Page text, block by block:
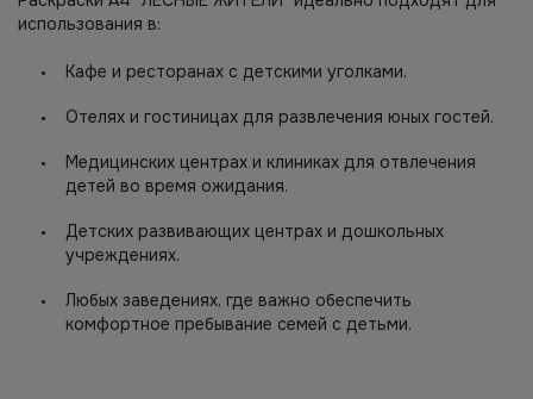
использования в:
Кафе и ресторанах с детскими уголками.
Отелях и гостиницах для развлечения юных гостей.
Медицинских центрах и клиниках для отвлечения
детей во время ожидания.
Детских развивающих центрах и дошкольных
учреждениях.
Любых заведениях, где важно обеспечить
комфортное пребывание семей с детьми.